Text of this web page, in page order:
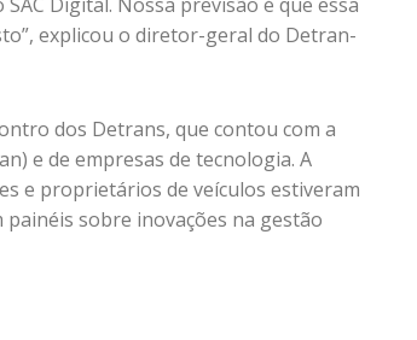
Digital. Nossa previsão é que essa
explicou o diretor-geral do Detran-
dos Detrans, que contou com a
e de empresas de tecnologia. A
e proprietários de veículos estiveram
sobre inovações na gestão